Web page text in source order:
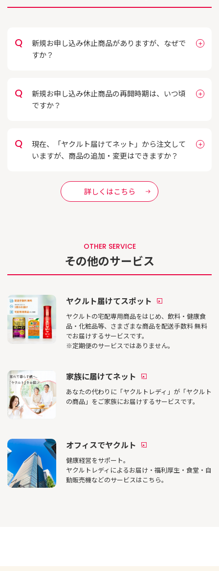
新規お申し込み休止商品がありますが、なぜで
すか？
新規お申し込み休止商品の再開時期は、いつ頃
ですか？
現在、「ヤクルト届けてネット」から注文して
いますが、商品の追加・変更はできますか？
詳しくはこちら
OTHER SERVICE
その他のサービス
ヤクルト届けてスポット
ヤクルトの宅配専用商品をはじめ、飲料・健康食
品・化粧品等、さまざまな商品を配送手数料 無料
でお届けするサービスです。
※定期便のサービスではありません。
家族に届けてネット
あなたの代わりに「ヤクルトレディ」が「ヤクルト
の商品」をご家族にお届けするサービスです。
オフィスでヤクルト
健康経営をサポート。
ヤクルトレディによるお届け・福利厚生・食堂・自
動販売機などのサービスはこちら。